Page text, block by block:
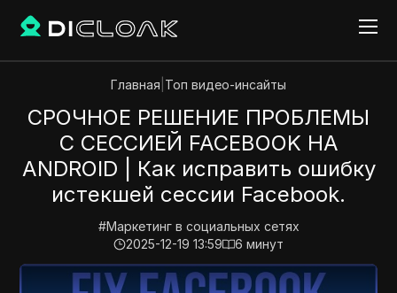
Главная Топ видео-инсайты
СРОЧНОЕ РЕШЕНИЕ ПРОБЛЕМЫ
С СЕССИЕЙ FACEBOOK НА
ANDROID | Как исправить ошибку
истекшей сессии Facebook.
#Маркетинг в социальных сетях
2025-12-19 13:59
6 минут
Play Video:СРОЧНОЕ РЕШЕНИЕ ПРОБЛЕМЫ С